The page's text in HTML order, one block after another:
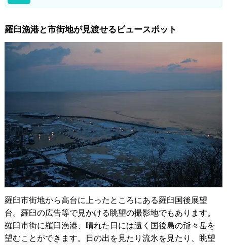
羅臼漁港と市街地が見渡せるビュースポット
羅臼市街地から高台に上ったところにある羅臼国後展望
台。羅臼の広告等で見かける眺望の撮影地でもあります。
羅臼市街に羅臼漁港、晴れた日には遠く国後島の爺々岳を
望むことができます。日の出を見たり流氷を見たり、眺望